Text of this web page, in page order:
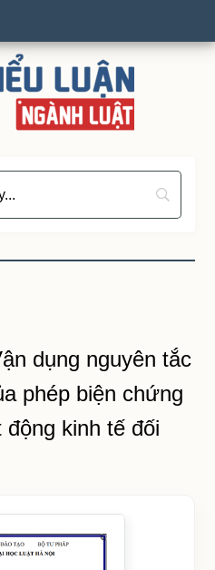
dụng nguyên tắc
phép biện chứng
kinh tế đối